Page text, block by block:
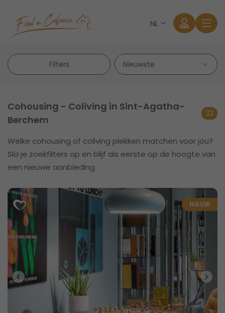
NL
Wachtwoord vergeten?
Filters
Cohousing - Coliving in Sint-Agatha-
Berchem
32
Welke cohousing of coliving plekken matchen voor jou?
Sla je zoekfilters op en blijf als eerste op de hoogte van
een nieuwe aanbieding
NIEUW